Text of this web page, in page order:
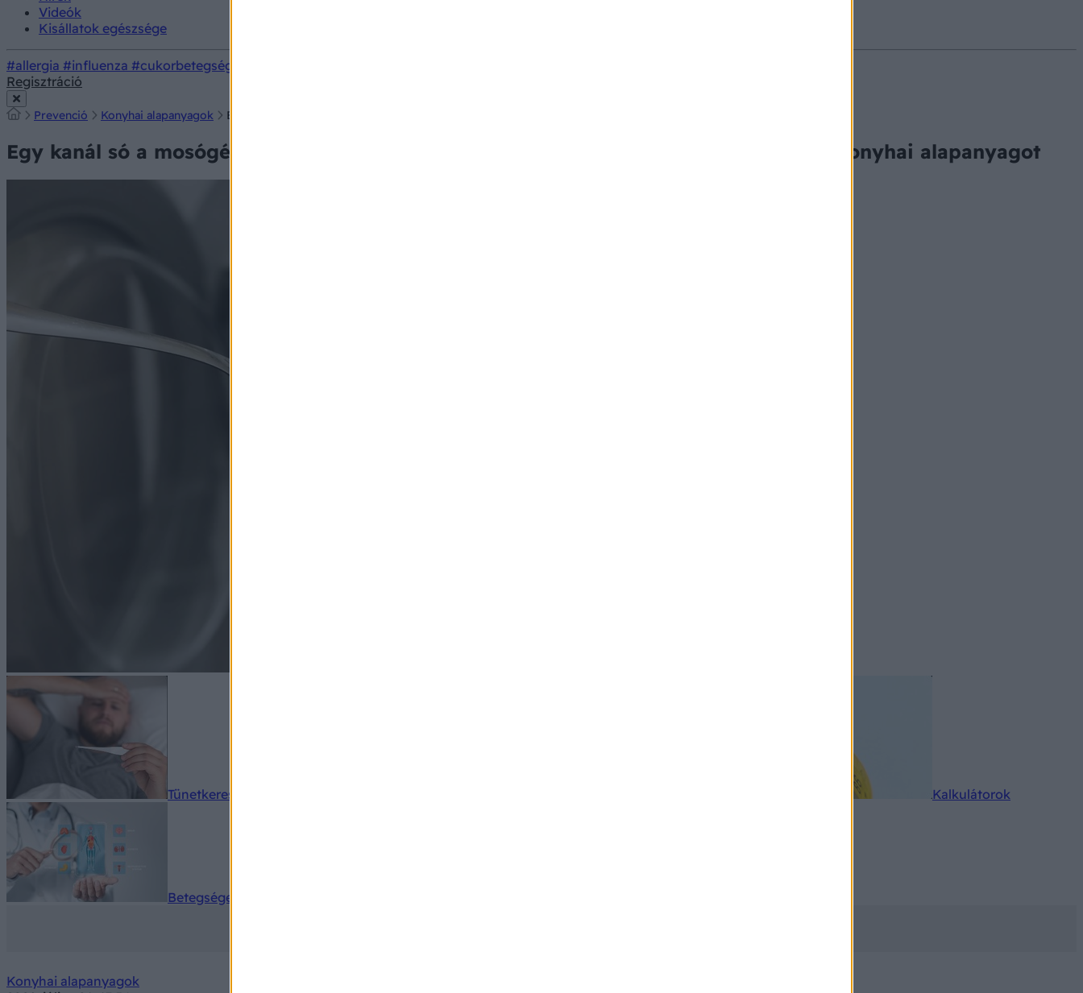
Videók
Kisállatok egészsége
#allergia #influenza #cukorbetegség
Regisztráció
Prevenció Konyhai alapanyagok Egy kanál só a mosógépbe? Meglepő, mire használják egyre többen ezt az egyszerű konyhai alapanyagot
Egy kanál só a mosógépbe? Meglepő, mire használják egyre többen ezt az egyszerű konyhai alapanyagot
Tünetkereső Kalkulátorok
Betegségek A-Z
Konyhai alapanyagok